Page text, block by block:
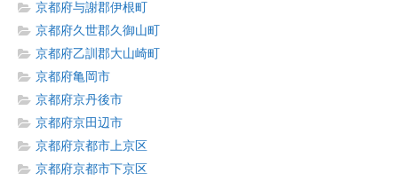
京都府与謝郡伊根町
京都府久世郡久御山町
京都府乙訓郡大山崎町
京都府亀岡市
京都府京丹後市
京都府京田辺市
京都府京都市上京区
京都府京都市下京区